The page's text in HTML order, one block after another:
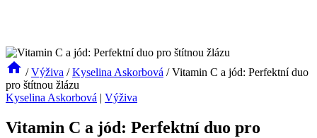
/ Výživa / Kyselina Askorbová / Vitamin C a jód: Perfektní duo
pro štítnou žlázu
Kyselina Askorbová | Výživa
Vitamin C a jód: Perfektní duo pro